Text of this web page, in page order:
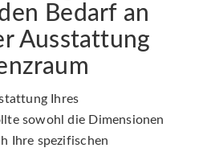
Bedarf an
Ausstattung
Ihres
sowohl die Dimensionen
Ihre spezifischen